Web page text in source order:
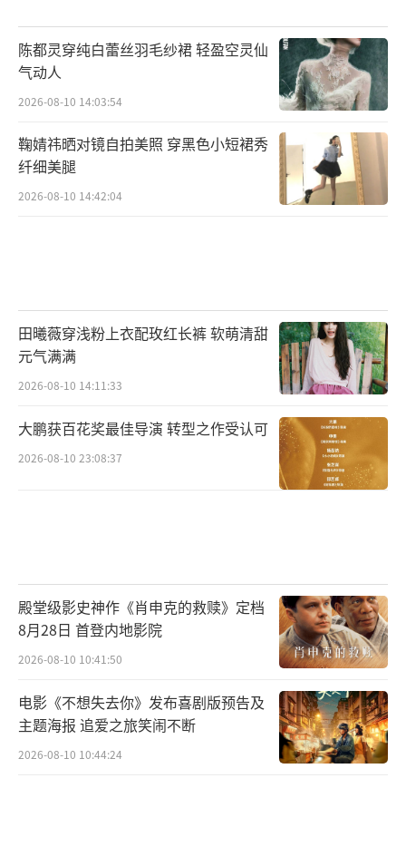
陈都灵穿纯白蕾丝羽毛纱裙 轻盈空灵仙
气动人
2026-08-10 14:03:54
鞠婧祎晒对镜自拍美照 穿黑色小短裙秀
纤细美腿
2026-08-10 14:42:04
田曦薇穿浅粉上衣配玫红长裤 软萌清甜
元气满满
2026-08-10 14:11:33
大鹏获百花奖最佳导演 转型之作受认可
2026-08-10 23:08:37
殿堂级影史神作《肖申克的救赎》定档
8月28日 首登内地影院
2026-08-10 10:41:50
电影《不想失去你》发布喜剧版预告及
主题海报 追爱之旅笑闹不断
2026-08-10 10:44:24